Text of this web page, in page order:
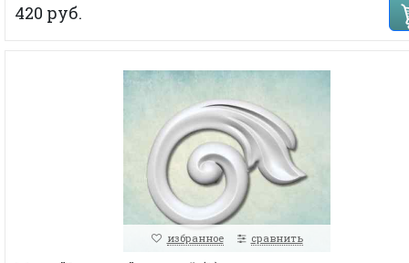
420 руб.
избранное сравнить